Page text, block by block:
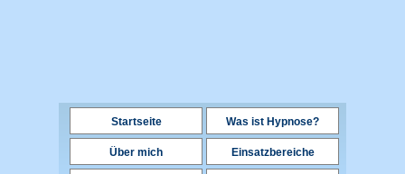
Startseite Was ist Hypnose?
Über mich Einsatzbereiche